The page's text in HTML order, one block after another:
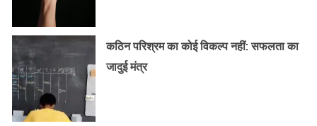
कठिन परिश्रम का कोई विकल्प नहीं: सफलता का
जादुई मंत्र